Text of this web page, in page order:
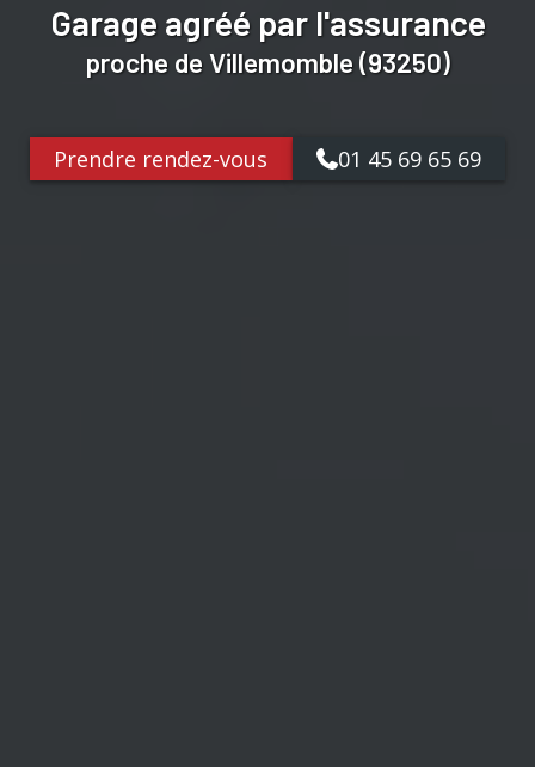
Garage agréé par l'assurance
proche de Villemomble (93250)
Prendre rendez-vous 01 45 69 65 69